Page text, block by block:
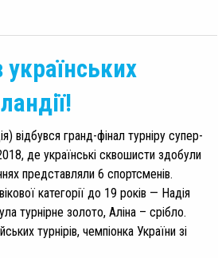
відбувся гранд-фінал турніру супер-
де українські сквошисти здобули
представляли 6 спортсменів.
категорії до 19 років — Надія
турнірне золото, Аліна – срібло.
турнірів, чемпіонка України зі